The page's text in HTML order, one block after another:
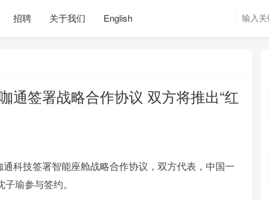
招聘 关于我们 English
通签署战略合作协议 双方将推出“红
科技签署智能座舱战略合作协议，双方代表，中国一
瑜参与签约。